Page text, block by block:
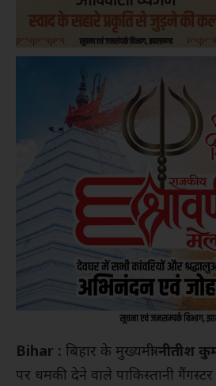
Bihar : बिहार के मुख्यमंत्रीनीतीश
पर धमकी देने वाले पाकिस्तानी गैंगस्टर